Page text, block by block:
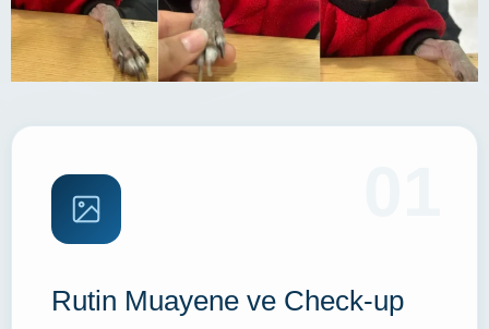
Rutin Muayene ve Check-up